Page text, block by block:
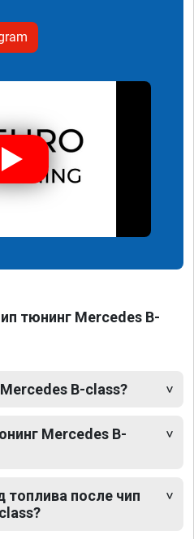
тюнинг Mercedes B-
B-class?
Mercedes B-
топлива после чип